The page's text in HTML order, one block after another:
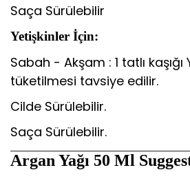
Saça Sürülebilir
Yetişkinler İçin:
Sabah - Akşam : 1 tatlı
tüketilmesi tavsiye edilir.
Cilde Sürülebilir.
Saça Sürülebilir.
Argan Yağı 50 Ml